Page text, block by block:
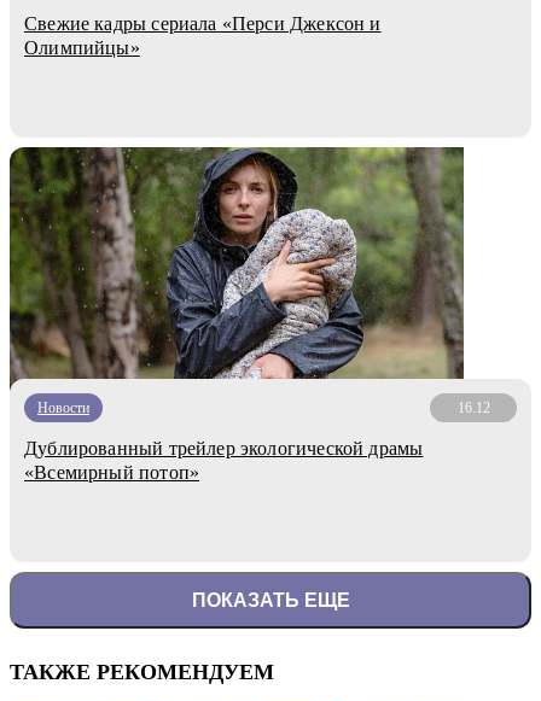
Свежие кадры сериала «Перси Джексон и
Олимпийцы»
Новости 16.12
Дублированный трейлер экологической драмы
«Всемирный потоп»
ПОКАЗАТЬ ЕЩЕ
ТАКЖЕ РЕКОМЕНДУЕМ